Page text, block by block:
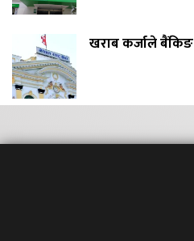
खराब कर्जाले बैंकिङ